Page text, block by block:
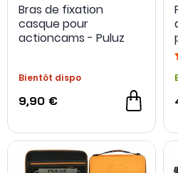
Bras de fixation
casque pour
actioncams - Puluz
Bientôt dispo
9,90 €